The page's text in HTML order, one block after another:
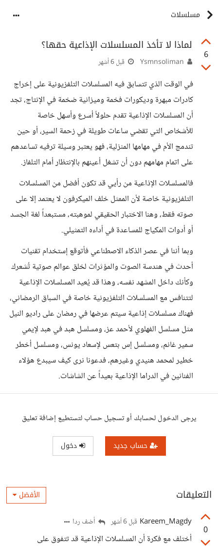
مسلسلات
6
لماذا لا تأخذ المسلسلات الإذاعية حقها؟
قبل 6 أشهر
في الوقت الذي تتسابق فيه المسلسلات التلفزيونية على إخراج
كادرات مبهرة وديكورات فخمة وميزانية ضخمة في الإنتاج، تجد
أن المسلسلات الإذاعية تقدم حلولاً أسرع وأسهل خاصة
للأشخاص التي تقضي ساعات طويلة في زحمة السير، أو حين
تندمج الأم في مهامها المنزلية، فهو يعتبر وسيلة ترفيه تساعدهم
على اتمام مهامهم دون أن تشغل أعينهم بالإنتظار أمام التلفاز.
فالمسلسلات الإذاعية من رأيي قد تكون أفضل من المسلسلات
التلفزيونية خاصة لأن الممثل خلف الميكرفون لا يعتمد إلا على
صوته فقط، وهنا الاختبار الحقيقي لموهبته، مستبعداً لغة الجسد
أو أدوات المكياج للمساعدة في أداءه التمثيلي.
وبما أننا في عصر الذكاء الاصطناعي فأتوقع إستخدام تقنيات
أحدث في هندسة الصوت والمؤثرات لخلق عوالم صوتية تُشعرك
وكأنك داخل المشهد نفسه، وهذا قد يُعيد المسلسلات الإذاعية
لتتنافس مع المسلسلات التلفزيونية خاصة في السباق الرمضاني،
فهناك مسلسلات إذاعية سيتم عرضها في رمضان على راديو النيل
مثل مسلسل الفهلوي لأحمد عز، ومسلسل هبد في هبد لإيمي
سمير غانم، ومسلسل إس بتعس لإسعاد يونس، ومسلسل أخطر
خطير لمحمد هنيدي وغيرهم، فدعونا نرى كيف سيبدع هؤلاء
الفنانين في الدراما الإذاعية بعيداً عن الشاشات.
يرجى الدخول لحسابك أو تسجيل حساب لتستطيع إضافة تعليق
حساب جديد دخول
التعليقات الأفضل
0
Kareem_Magdy قبل 6 أشهر أضف ردا
أختلف مع فكرة أن المسلسلات الإذاعية قد تتفوق على